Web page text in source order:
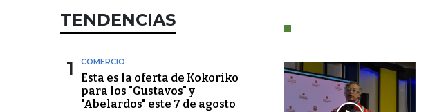
TENDENCIAS
1 COMERCIO
Esta es la oferta de Kokoriko
para los "Gustavos" y
"Abelardos" este 7 de agosto